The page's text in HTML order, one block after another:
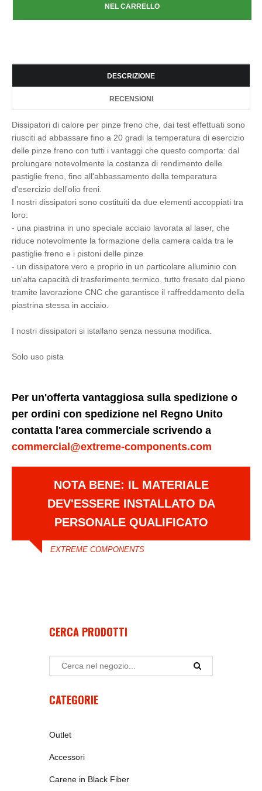
DESCRIZIONE
RECENSIONI
Dissipatori di calore per pinze freno che, dai test effettuati sono
riusciti ad abbassare fino a 20 gradi la temperatura di esercizio
delle pinze freno con tutti i vantaggi che questo comporta: dal
prolungare notevolmente la costanza di rendimento delle
pastiglie freno, fino all'abbassamento della temperatura
d'esercizio dell'olio freni.
I nostri dissipatori sono costituiti da due elementi accoppiati tra
loro:
- una piastrina in uno speciale acciaio lavorata al laser, che
riduce notevolmente la formazione della camera calda tra le
pastiglie freno e i pistoni delle pinze
- un dissipatore vero e proprio in un particolare alluminio con
un'alta capacità di trasferimento termico, tutto fresato dal pieno
tramite lavorazione CNC che garantisce il raffreddamento della
piastrina stessa in acciaio.
I nostri dissipatori si istallano senza nessuna modifica.
Solo uso pista
Per un'offerta vantaggiosa sulla spedizione o
per ordini con spedizione nel Regno Unito
contatta l'area commerciale scrivendo a
commercial@extreme-components.com
NOTA BENE: IL MATERIALE
DEV'ESSERE INSTALLATO DA
PERSONALE QUALIFICATO
EXTREME COMPONENTS
CERCA PRODOTTI
CATEGORIE
Outlet
Accessori
Carene in Black Fiber